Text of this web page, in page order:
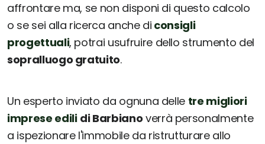
affrontare ma, se non disponi di questo calcolo
o se sei alla ricerca anche di consigli
progettuali, potrai usufruire dello strumento del
sopralluogo gratuito.
Un esperto inviato da ognuna delle tre migliori
imprese edili di Barbiano verrà personalmente
a ispezionare l'immobile da ristrutturare allo